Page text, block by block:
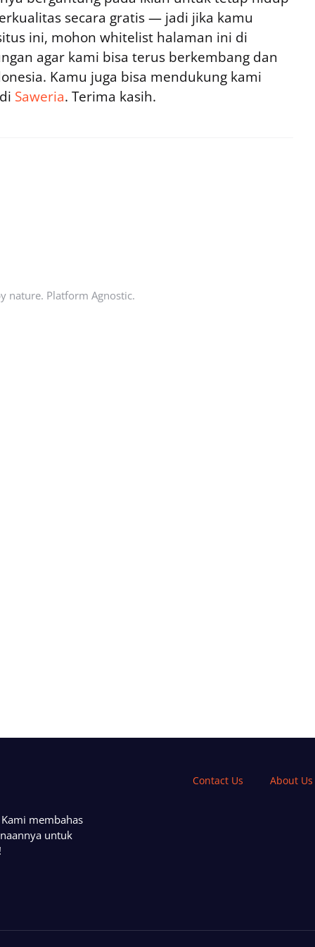
secara gratis — jadi jika kamu
ini, mohon whitelist halaman ini di
agar kami bisa terus berkembang dan
Kamu juga bisa mendukung kami
Saweria. Terima kasih.
nature. Platform Agnostic.
membahas
untuk
Contact Us About Us